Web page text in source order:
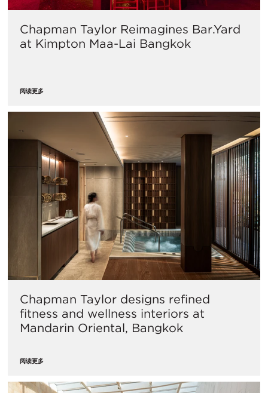
Chapman Taylor Reimagines Bar.Yard
at Kimpton Maa-Lai Bangkok
阅读更多
Chapman Taylor designs refined
fitness and wellness interiors at
Mandarin Oriental, Bangkok
阅读更多